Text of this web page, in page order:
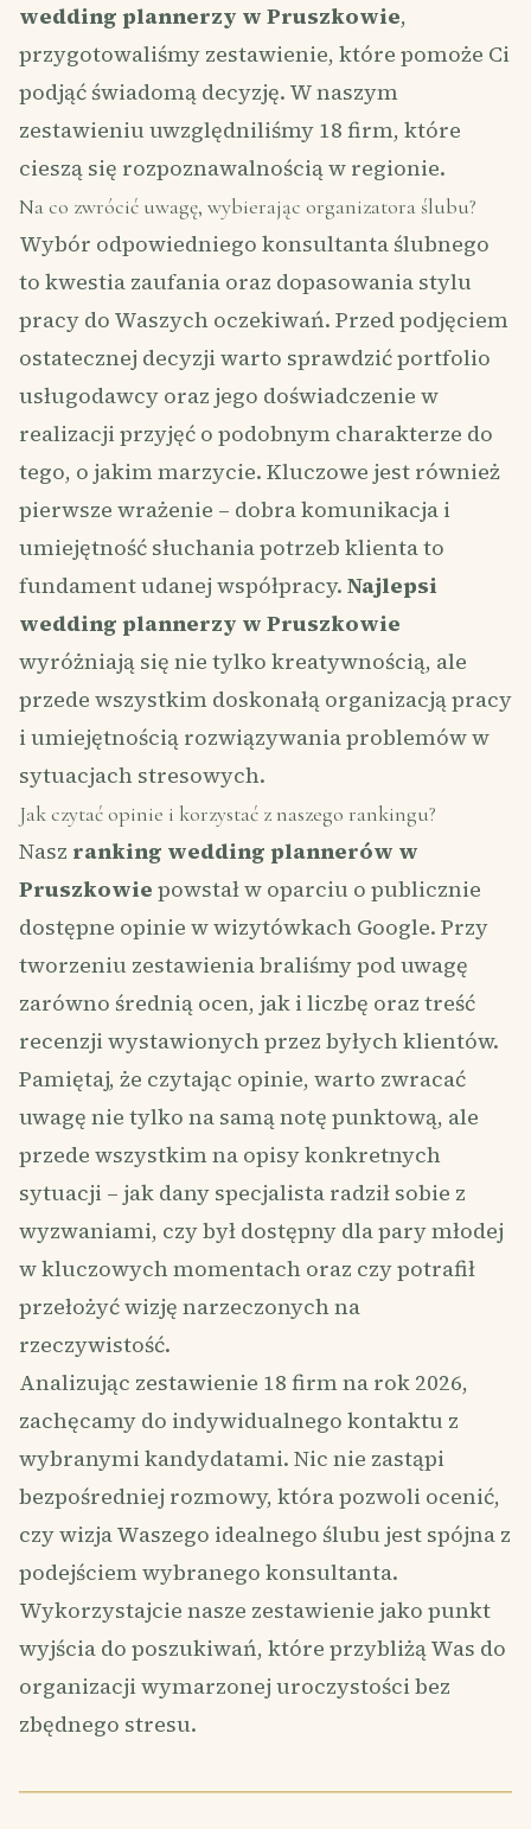
wedding plannerzy w Pruszkowie,
przygotowaliśmy zestawienie, które pomoże Ci
podjąć świadomą decyzję. W naszym
zestawieniu uwzględniliśmy 18 firm, które
cieszą się rozpoznawalnością w regionie.
Na co zwrócić uwagę, wybierając organizatora ślubu?
Wybór odpowiedniego konsultanta ślubnego
to kwestia zaufania oraz dopasowania stylu
pracy do Waszych oczekiwań. Przed podjęciem
ostatecznej decyzji warto sprawdzić portfolio
usługodawcy oraz jego doświadczenie w
realizacji przyjęć o podobnym charakterze do
tego, o jakim marzycie. Kluczowe jest również
pierwsze wrażenie – dobra komunikacja i
umiejętność słuchania potrzeb klienta to
fundament udanej współpracy. Najlepsi
wedding plannerzy w Pruszkowie
wyróżniają się nie tylko kreatywnością, ale
przede wszystkim doskonałą organizacją pracy
i umiejętnością rozwiązywania problemów w
sytuacjach stresowych.
Jak czytać opinie i korzystać z naszego rankingu?
Nasz ranking wedding plannerów w
Pruszkowie powstał w oparciu o publicznie
dostępne opinie w wizytówkach Google. Przy
tworzeniu zestawienia braliśmy pod uwagę
zarówno średnią ocen, jak i liczbę oraz treść
recenzji wystawionych przez byłych klientów.
Pamiętaj, że czytając opinie, warto zwracać
uwagę nie tylko na samą notę punktową, ale
przede wszystkim na opisy konkretnych
sytuacji – jak dany specjalista radził sobie z
wyzwaniami, czy był dostępny dla pary młodej
w kluczowych momentach oraz czy potrafił
przełożyć wizję narzeczonych na
rzeczywistość.
Analizując zestawienie 18 firm na rok 2026,
zachęcamy do indywidualnego kontaktu z
wybranymi kandydatami. Nic nie zastąpi
bezpośredniej rozmowy, która pozwoli ocenić,
czy wizja Waszego idealnego ślubu jest spójna z
podejściem wybranego konsultanta.
Wykorzystajcie nasze zestawienie jako punkt
wyjścia do poszukiwań, które przybliżą Was do
organizacji wymarzonej uroczystości bez
zbędnego stresu.